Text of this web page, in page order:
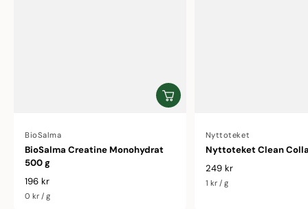
Av
BioSalma
BioSalma Creatine Monohydrat
500 g
Ordinarie pris
196 kr
Enhetspris
0 kr / g
Av
Nyttoteket
Nyttoteket Clean
Ordinarie pris
249 kr
Enhetspris
1 kr / g